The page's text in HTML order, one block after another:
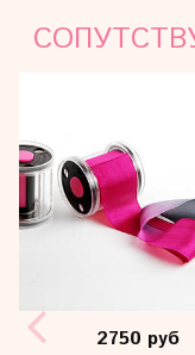
2750 руб